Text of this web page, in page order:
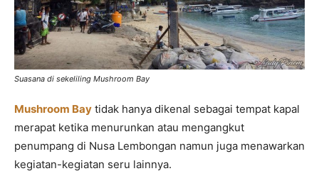
Suasana di sekeliling Mushroom Bay
Mushroom Bay tidak hanya dikenal sebagai tempat kapal
merapat ketika menurunkan atau mengangkut
penumpang di Nusa Lembongan namun juga menawarkan
kegiatan-kegiatan seru lainnya.